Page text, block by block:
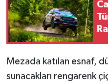
Mezada katılan esnaf,
sunacakları rengarenk